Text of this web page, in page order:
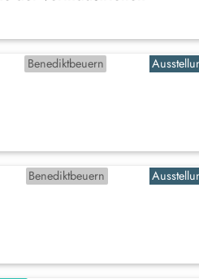
Benediktbeuern
Benediktbeuern